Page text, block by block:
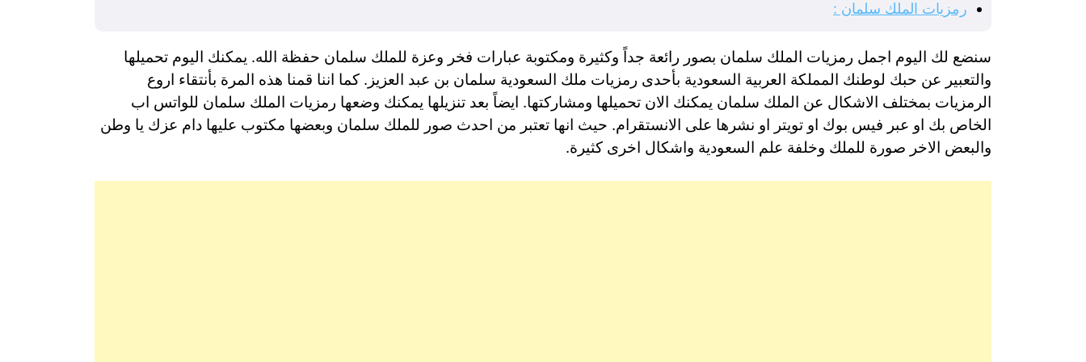
رمزيات الملك سلمان :
سنضع لك اليوم اجمل رمزيات الملك سلمان بصور رائعة جداً وكثيرة ومكتوبة عبارات فخر وعزة للملك سلمان حفظة الله. يمكنك اليوم تحميلها
والتعبير عن حبك لوطنك المملكة العربية السعودية بأحدى رمزيات ملك السعودية سلمان بن عبد العزيز. كما اننا قمنا هذه المرة بأنتقاء اروع
الرمزيات بمختلف الاشكال عن الملك سلمان يمكنك الان تحميلها ومشاركتها. ايضاً بعد تنزيلها يمكنك وضعها رمزيات الملك سلمان للواتس اب
الخاص بك او عبر فيس بوك او تويتر او نشرها على الانستقرام. حيث انها تعتبر من احدث صور للملك سلمان وبعضها مكتوب عليها دام عزك يا وطن
والبعض الاخر صورة للملك وخلفة علم السعودية واشكال اخرى كثيرة.